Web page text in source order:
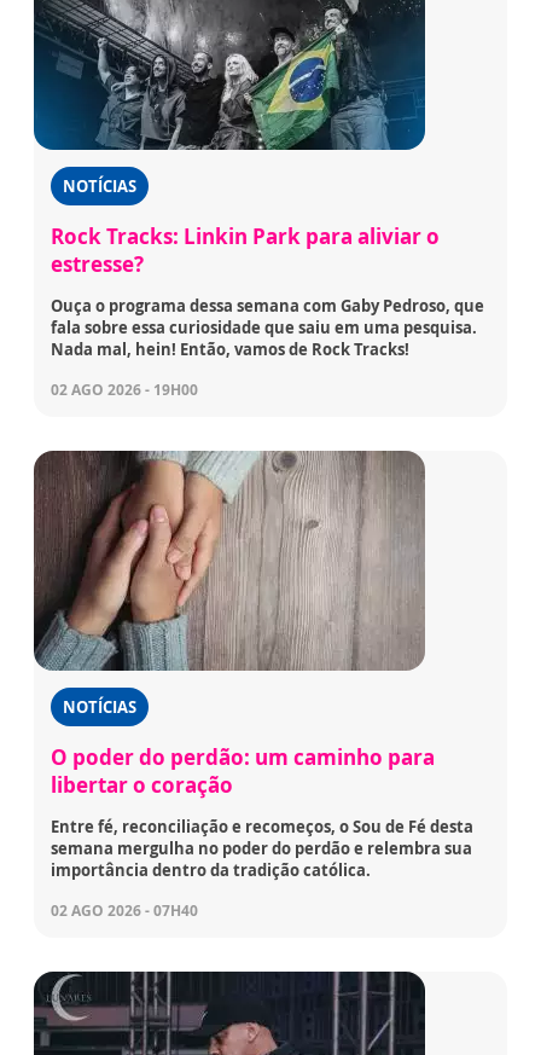
NOTÍCIAS
Rock Tracks: Linkin Park para aliviar o
estresse?
Ouça o programa dessa semana com Gaby Pedroso, que
fala sobre essa curiosidade que saiu em uma pesquisa.
Nada mal, hein! Então, vamos de Rock Tracks!
02 AGO 2026 - 19H00
NOTÍCIAS
O poder do perdão: um caminho para
libertar o coração
Entre fé, reconciliação e recomeços, o Sou de Fé desta
semana mergulha no poder do perdão e relembra sua
importância dentro da tradição católica.
02 AGO 2026 - 07H40